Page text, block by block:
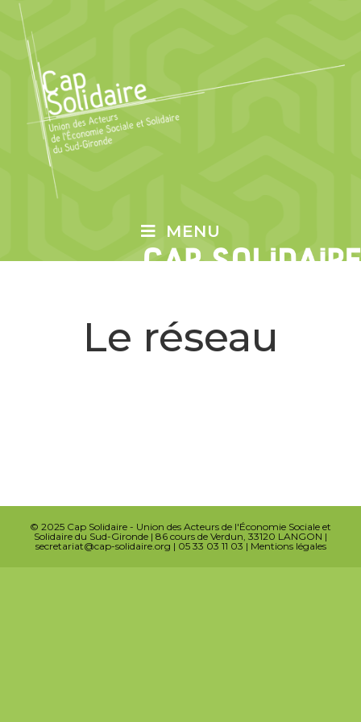
MENU
Le réseau
© 2025 Cap Solidaire - Union des Acteurs de l'Économie Sociale et
Solidaire du Sud-Gironde | 86 cours de Verdun, 33120 LANGON |
secretariat@cap-solidaire.org | 05 33 03 11 03 | Mentions légales